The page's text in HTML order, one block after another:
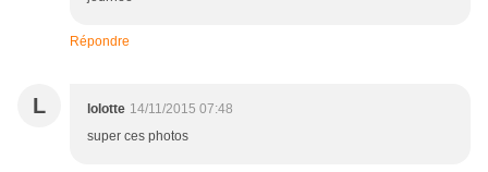
Répondre
L lolotte 14/11/2015 07:48
super ces photos